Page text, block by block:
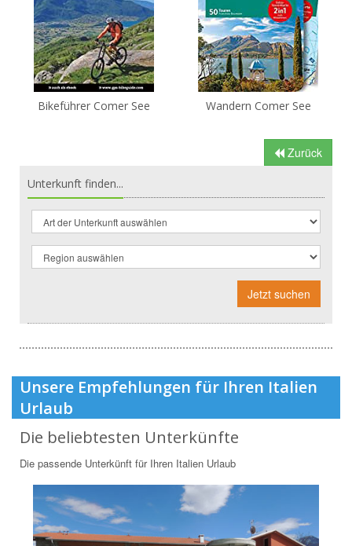
Bikeführer Comer See Wandern Comer See
Zurück
Unterkunft finden...
Jetzt suchen
Unsere Empfehlungen für Ihren Italien
Urlaub
Die beliebtesten Unterkünfte
Die passende Unterkünft für Ihren Italien Urlaub